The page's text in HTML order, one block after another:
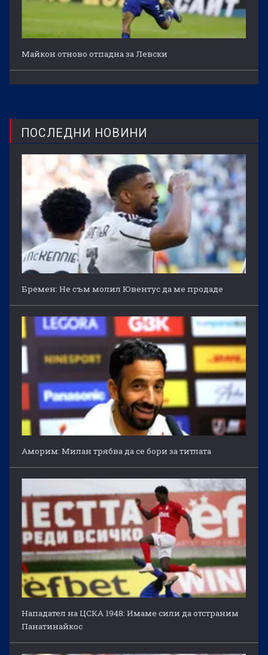
Майкон отново отпадна за Левски
ПОСЛЕДНИ НОВИНИ
Бремен: Не съм молил Ювентус да ме продаде
Аморим: Милан трябва да се бори за титлата
Нападател на ЦСКА 1948: Имаме сили да отстраним
Панатинайкос